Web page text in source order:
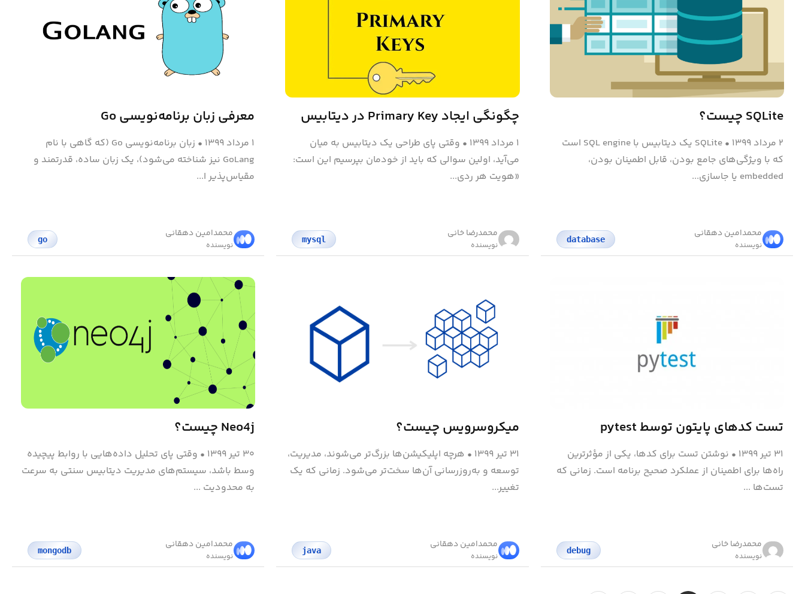
SQLite چیست؟
۲ مرداد ۱۳۹۹ •
SQLite یک دیتابیس با SQL engine است
که با ویژگی‌های جامع بودن، قابل اطمینان بودن،
embedded یا جاسازی...
محمد‌امین دهقانی
نویسنده
database
چگونگی ایجاد Primary Key در دیتابیس
۱ مرداد ۱۳۹۹ • وقتی پای طراحی یک دیتابیس به میان
می‌آید، اولین سوالی که باید از خودمان بپرسیم این است:
«هویت هر ردی...
محمد‌رضا خانی
نویسنده
mysql
معرفی زبان برنامه‌نویسی Go
۱ مرداد ۱۳۹۹ •
زبان برنامه‌نویسی Go (که گاهی با نام
GoLang نیز شناخته می‌شود)، یک زبان ساده، قدرتمند و
مقیاس‌پذیر ا...
محمد‌امین دهقانی
نویسنده
go
تست کدهای پایتون توسط pytest
۳۱ تیر ۱۳۹۹ • نوشتن تست برای کدها، یکی از مؤثرترین
راه‌ها برای اطمینان از عملکرد صحیح برنامه است. زمانی که
تست‌ها ...
محمد‌رضا خانی
نویسنده
debug
میکروسرویس‌ چیست؟
۳۱ تیر ۱۳۹۹ • هرچه اپلیکیشن‌ها بزرگ‌تر می‌شوند، مدیریت،
توسعه و به‌روزرسانی آن‌ها سخت‌تر می‌شود. زمانی که یک
تغییر...
محمد‌امین دهقانی
نویسنده
java
Neo4j چیست؟
۳۰ تیر ۱۳۹۹ • وقتی پای تحلیل داده‌هایی با روابط پیچیده
وسط باشد، سیستم‌های مدیریت دیتابیس سنتی به سرعت
به محدودیت ...
محمد‌امین دهقانی
نویسنده
mongodb